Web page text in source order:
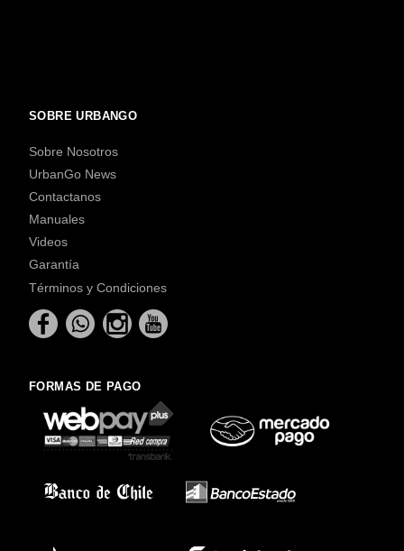
SOBRE URBANGO
Sobre Nosotros
UrbanGo News
Contactanos
Manuales
Videos
Garantía
Términos y Condiciones
FORMAS DE PAGO